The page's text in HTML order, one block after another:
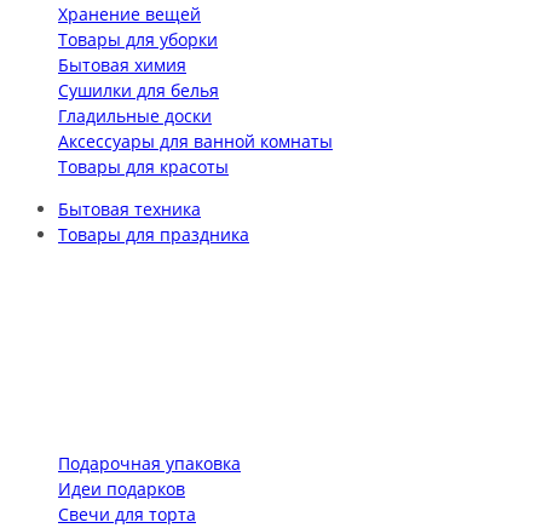
Хранение вещей
Товары для уборки
Бытовая химия
Сушилки для белья
Гладильные доски
Аксессуары для ванной комнаты
Товары для красоты
Бытовая техника
Товары для праздника
Подарочная упаковка
Идеи подарков
Свечи для торта